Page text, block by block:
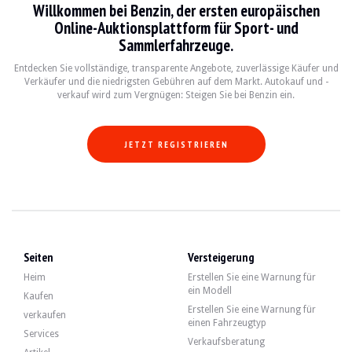
BESUCHE Ja
VERKÄUFER professionell
Französisch
Video
Beschreibung
Im Innenraum gibt der Verkäufer an, dass das Fahrzeug in gutem Zustand
Willkommen bei Benzin, der ersten europäischen
Online-Auktionsplattform für Sport- und
Sammlerfahrzeuge.
Entdecken Sie vollständige, transparente Angebote, zuverlässige Käufer und
Verkäufer und die niedrigsten Gebühren auf dem Markt. Autokauf und -
verkauf wird zum Vergnügen: Steigen Sie bei Benzin ein.
JETZT REGISTRIEREN
Seiten
Heim
Kaufen
verkaufen
Services
Versteigerung
Erstellen Sie eine Warnung für
ein Modell
Erstellen Sie eine Warnung für
einen Fahrzeugtyp
Verkaufsberatung